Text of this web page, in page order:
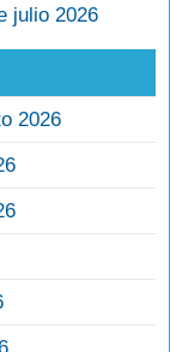
julio 2026
2026